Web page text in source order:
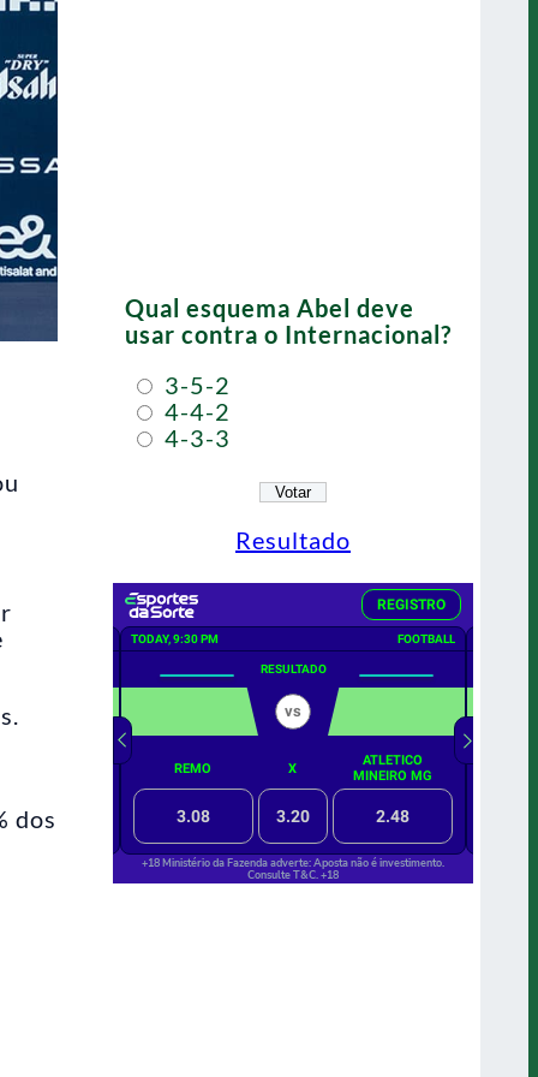
dos
Qual esquema Abel deve
usar contra o Internacional?
3-5-2
4-4-2
4-3-3
Resultado